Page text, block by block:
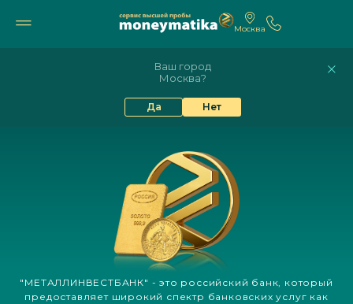
Москва
Ваш город
Москва?
Да Нет
9%
МЕТАЛЛИНВЕСТБАНК: ВСЕ ЗОЛОТЫЕ
СЛИТКИ И МОНЕТЫ
"МЕТАЛЛИНВЕСТБАНК" - это российский банк, который
предоставляет широкий спектр банковских услуг как